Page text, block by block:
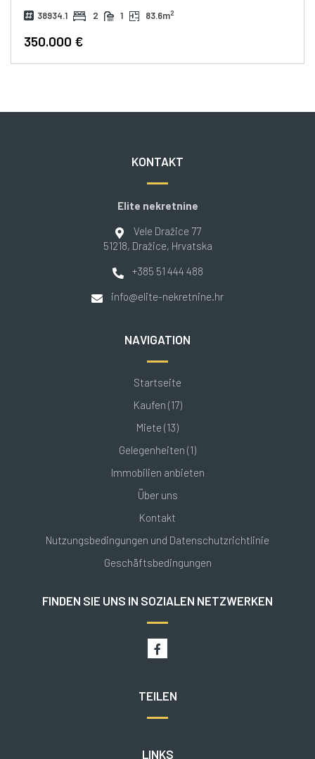
38934.1 2 1 83.6m2
350.000 €
KONTAKT
Elite nekretnine
Vele Dražice 77
51218, Dražice, Hrvatska
+385 51 444 488
info@elite-nekretnine.hr
NAVIGATION
Startseite
Kaufen (17)
Miete (13)
Gelegenheiten (1)
Immobilien anbieten
Über uns
Kontakt
Nutzungsbedingungen und Datenschutzrichtlinie
Geschäftsbedingungen
FINDEN SIE UNS IN SOZIALEN NETZWERKEN
TEILEN
LINKS